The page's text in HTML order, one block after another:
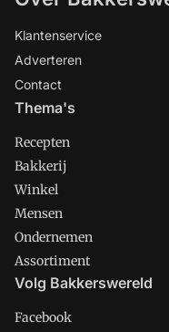
Klantenservice
Adverteren
Contact
Thema's
Recepten
Bakkerij
Winkel
Mensen
Ondernemen
Assortiment
Volg Bakkerswereld
Facebook